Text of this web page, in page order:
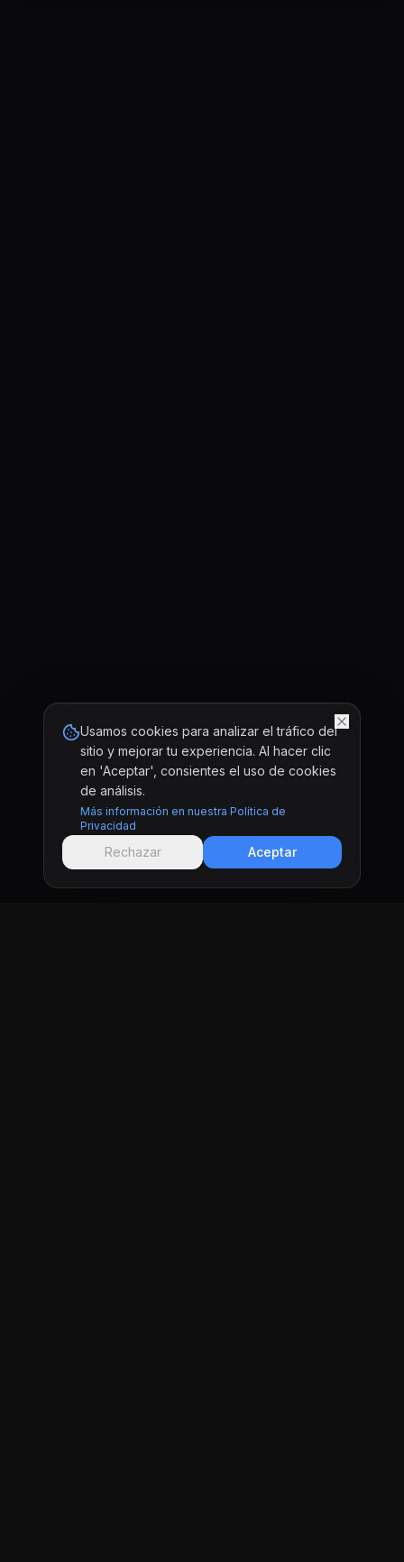
Usamos cookies para analizar el tráfico del
sitio y mejorar tu experiencia. Al hacer clic
en 'Aceptar', consientes el uso de cookies
de análisis.
Más información en nuestra Política de
Privacidad
Rechazar Aceptar